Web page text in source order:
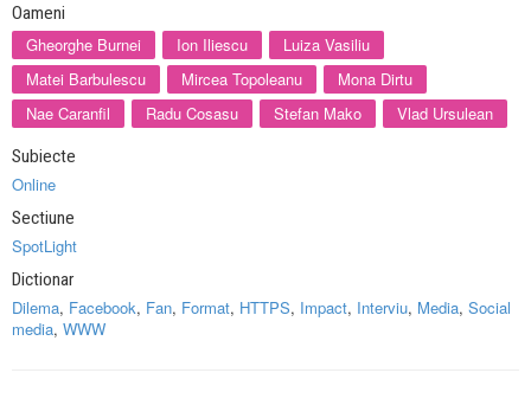
Oameni
Gheorghe Burnei Ion Iliescu
Luiza Vasiliu
Matei Barbulescu
Mircea Topoleanu
Mona Dirtu
Nae Caranfil
Radu Cosasu Stefan Mako Vlad Ursulean
Subiecte
Online
Sectiune
SpotLight
Dictionar
Dilema, Facebook, Fan, Format, HTTPS, Impact, Interviu, Media, Social
media, WWW